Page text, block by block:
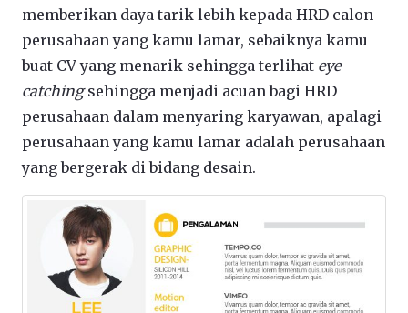
memberikan daya tarik lebih kepada HRD calon
perusahaan yang kamu lamar, sebaiknya kamu
buat CV yang menarik sehingga terlihat eye
catchingsehingga menjadi acuan bagi HRD
perusahaan dalam menyaring karyawan, apalagi
perusahaan yang kamu lamar adalah perusahaan
yang bergerak di bidang desain.